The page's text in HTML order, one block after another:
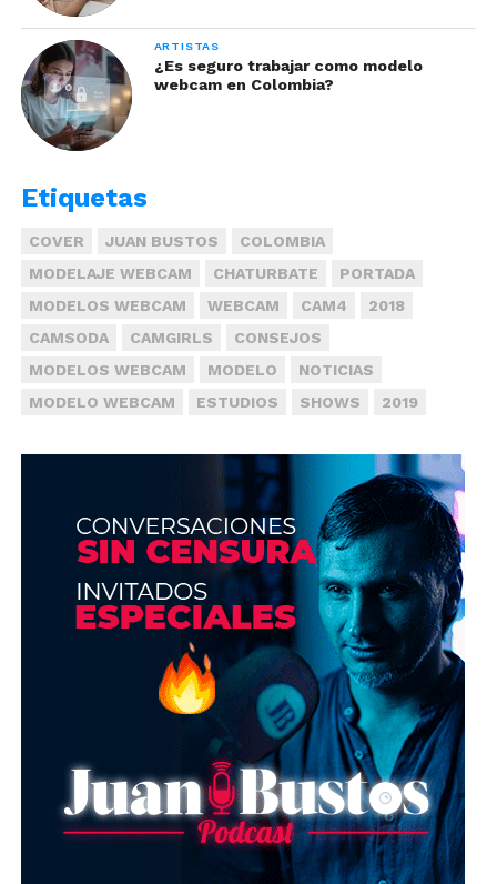
Nuestras modelos tienen a su alcance
capacitaciones sobre lenguaje coporal y seducción
para mejorar sus transmisiones. Si te llama la
atención,escríbenos:
ARTISTAS
¿Es seguro trabajar como modelo
webcam en Colombia?
Etiquetas
COVER JUAN BUSTOS
COLOMBIA
MODELAJE WEBCAM
CHATURBATE
PORTADA
MODELOS WEBCAM
WEBCAM CAM4
2018
CAMSODA
CAMGIRLS
CONSEJOS
MODELOS WEBCAM
MODELO
NOTICIAS
MODELO WEBCAM
ESTUDIOS SHOWS 2019